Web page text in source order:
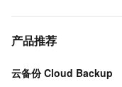
产品推荐
云备份 Cloud Backup